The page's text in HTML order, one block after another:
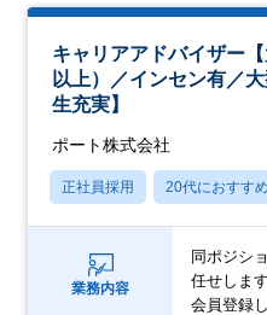
キャリアアドバイザー
以上）／インセン有／
生充実】
ポート株式会社
正社員採用 20代におすすめ
業務内容
同ポジシ
任せしま
会員登録